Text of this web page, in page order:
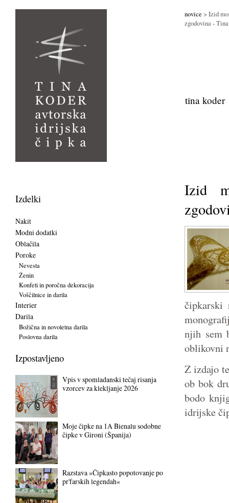
novice > Izid
zgodovina -
tina koder
Izdelki
Nakit
Modni dodatki
Oblačila
Poroke
Nevesta
Ženin
Konfeti in poročna dekoracija
Voščilnice in darila
Interier
Darila
Božična in novoletna darila
Poslovna darila
Izpostavljeno
Vpis v spomladanski tečaj risanja
vzorcev za klekljanje 2026
Moje čipke na 1A Bienalu sodobne
čipke v Gironi (Španija)
Razstava »Čipkasto popotovanje po
pr'farskih legendah«
Izid
čipkarski
njih sem
oblikovni
Z izdajo
ob bok
bodo
idrijske